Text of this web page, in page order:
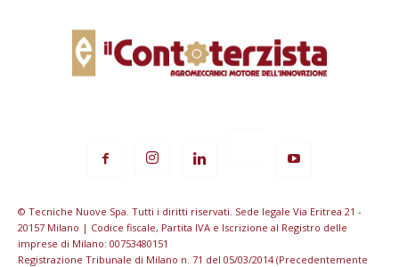
© Tecniche Nuove Spa. Tutti i diritti riservati. Sede legale Via Eritrea 21 -
20157 Milano | Codice fiscale, Partita IVA e Iscrizione al Registro delle
imprese di Milano: 00753480151
Registrazione Tribunale di Milano n. 71 del 05/03/2014 (Precedentemente